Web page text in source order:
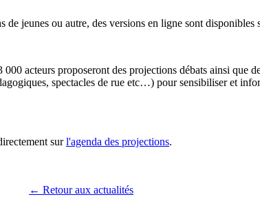
de jeunes ou autre, des versions en ligne sont disponibles
acteurs proposeront des projections débats ainsi que
spectacles de rue etc…) pour sensibiliser et
surl'agenda des projections.
← Retour aux actualités